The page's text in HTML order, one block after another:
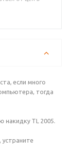
если много
тогда
накидку TL 2005.